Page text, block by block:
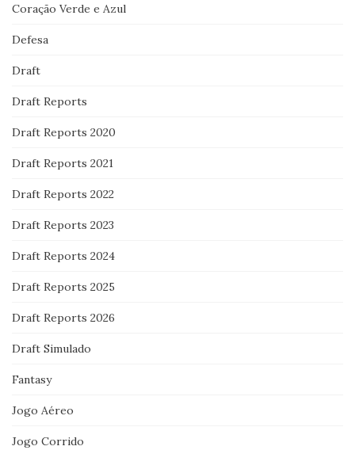
Coração Verde e Azul
Defesa
Draft
Draft Reports
Draft Reports 2020
Draft Reports 2021
Draft Reports 2022
Draft Reports 2023
Draft Reports 2024
Draft Reports 2025
Draft Reports 2026
Draft Simulado
Fantasy
Jogo Aéreo
Jogo Corrido